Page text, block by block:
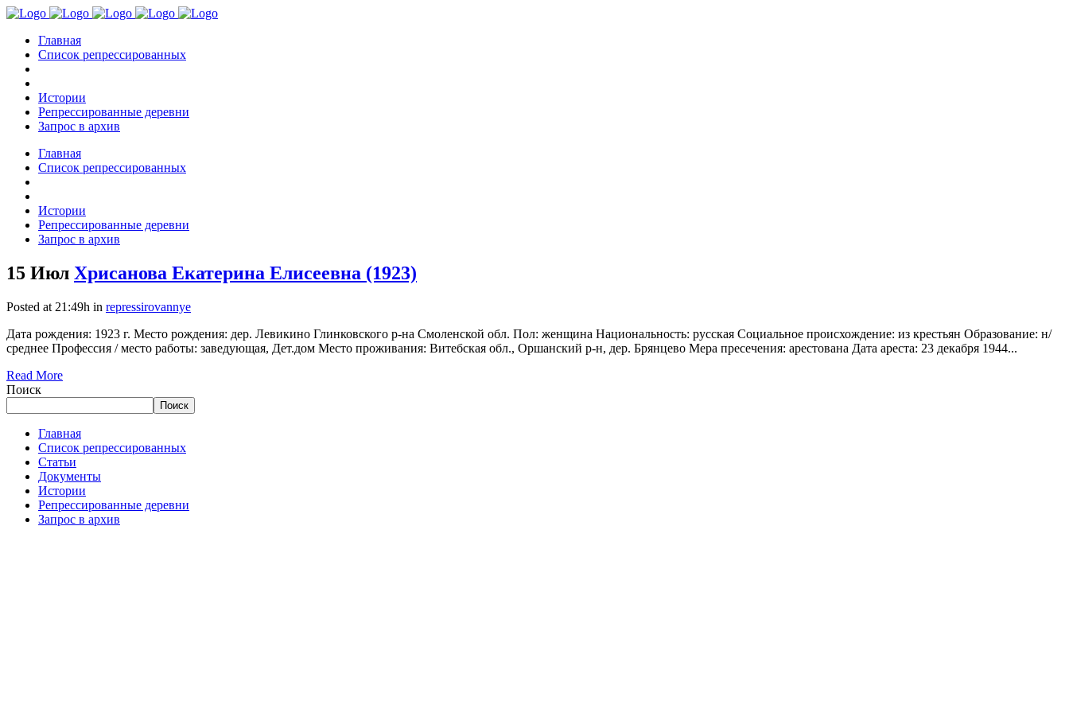
Главная
Список репрессированных
Истории
Репрессированные деревни
Запрос в архив
Главная
Список репрессированных
Истории
Репрессированные деревни
Запрос в архив
15 Июл Хрисанова Екатерина Елисеевна (1923)
Posted at 21:49h in repressirovannye
Дата рождения: 1923 г. Место рождения: дер. Левикино Глинковского р-на Смоленской обл. Пол: женщина Национальность: русская Социальное происхождение: из крестьян Образование: н/
среднее Профессия / место работы: заведующая, Дет.дом Место проживания: Витебская обл., Оршанский р-н, дер. Брянцево Мера пресечения: арестована Дата ареста: 23 декабря 1944...
Read More
Поиск
Поиск
Главная
Список репрессированных
Статьи
Документы
Истории
Репрессированные деревни
Запрос в архив